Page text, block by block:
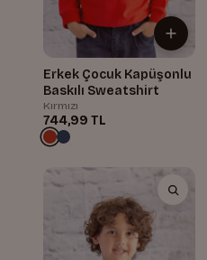
Erkek Çocuk Kapüşonlu
Baskılı Sweatshirt
Kırmızı
744,99 TL